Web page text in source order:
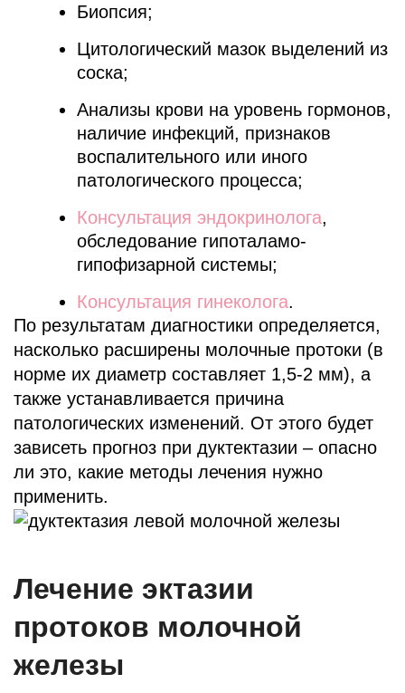
Биопсия;
Цитологический мазок выделений из
соска;
Анализы крови на уровень гормонов,
наличие инфекций, признаков
воспалительного или иного
патологического процесса;
Консультация эндокринолога,
обследование гипоталамо-
гипофизарной системы;
Консультация гинеколога.
По результатам диагностики определяется,
насколько расширены молочные протоки (в
норме их диаметр составляет 1,5-2 мм), а
также устанавливается причина
патологических изменений. От этого будет
зависеть прогноз при дуктектазии – опасно
ли это, какие методы лечения нужно
применить.
Лечение эктазии
протоков молочной
железы